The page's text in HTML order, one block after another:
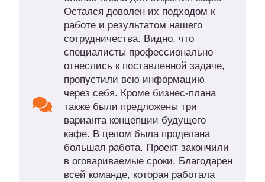
Остался доволен их подходом к
работе и результатом нашего
сотрудничества. Видно, что
специалисты профессионально
отнеслись к поставленной задаче,
пропустили всю информацию
через себя. Кроме бизнес-плана
также были предложены три
варианта концепции будущего
кафе. В целом была проделана
большая работа. Проект закончили
в оговариваемые сроки. Благодарен
всей команде, которая работала